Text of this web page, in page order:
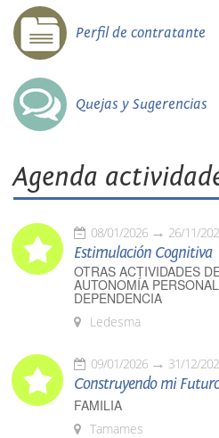
Perfil de contratante
Quejas y Sugerencias
Agenda
08/01/2026 26/11/
Estimulación Cognitiva
OTRAS ACTIVIDADES
AUTONOMÍA
DEPENDENCIA
Ledesma
09/01/2026 31/12/
Construyendo mi
FAMILIA
Tamames